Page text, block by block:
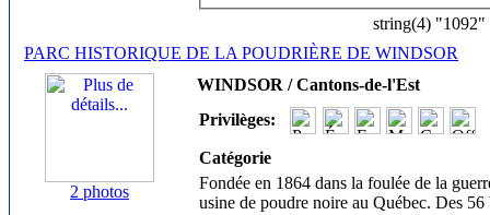
string(4) "1092"
PARC HISTORIQUE DE LA POUDRIÈRE DE WINDSOR
2 photos
WINDSOR / Cantons-de-l'Est
Privilèges:
Catégorie
Fondée en 1864 dans la foulée de la
usine de poudre noire au Québec. Des